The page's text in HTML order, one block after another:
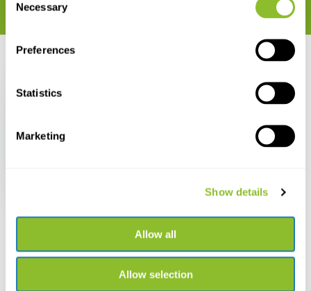
Selection
Necessary
Preferences
Statistics
Marketing
Show details
Allow all
Allow selection